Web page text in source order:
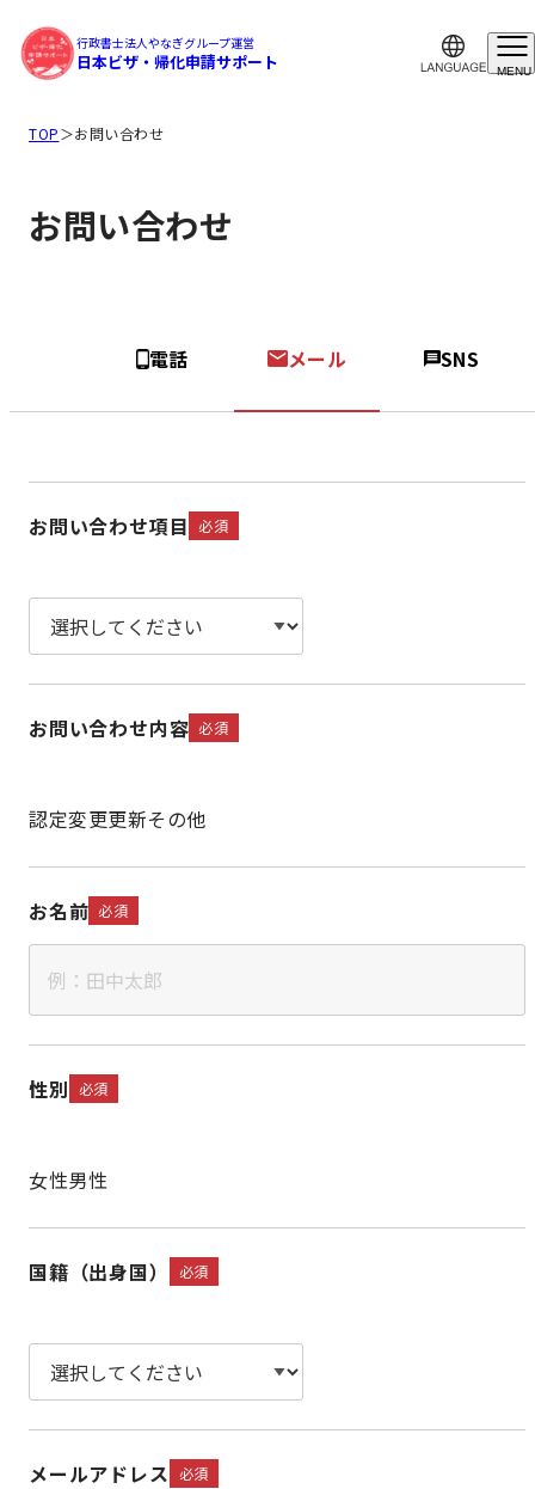
行政書士法人やなぎグループ運営
日本ビザ・帰化申請サポート MENU
TOP＞お問い合わせ
お問い合わせ
電話 メール SNS
お問い合わせ項目 必須
お問い合わせ内容 必須
認定変更更新その他
お名前 必須
性別 必須
女性男性
国籍（出身国） 必須
メールアドレス 必須